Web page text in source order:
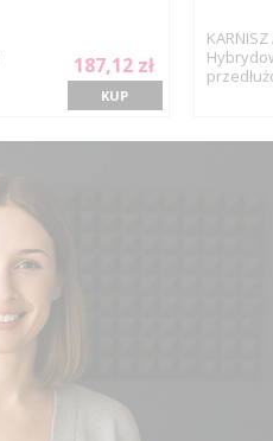
187,12 zł
KUP
KARNISZ